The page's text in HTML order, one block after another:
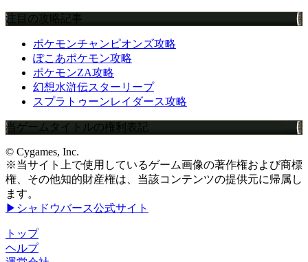
注目の攻略記事
ポケモンチャンピオンズ攻略
ぽこあポケモン攻略
ポケモンZA攻略
幻想水滸伝スターリープ
スプラトゥーンレイダース攻略
当ゲームタイトルの権利表記
© Cygames, Inc.
※当サイト上で使用しているゲーム画像の著作権および商標
権、その他知的財産権は、当該コンテンツの提供元に帰属し
ます。
▶シャドウバース公式サイト
トップ
ヘルプ